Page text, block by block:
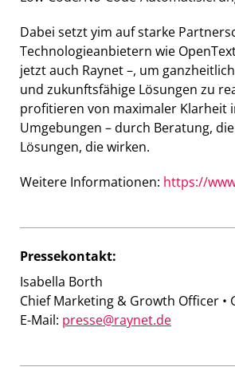
Dabei setzt yim auf starke
Technologieanbietern wie
jetzt auch Raynet –, um
und zukunftsfähige Lösungen zu
profitieren von maximaler Klarheit
Umgebungen – durch Beratung,
Lösungen, die wirken.
Weitere Informationen: https://
Pressekontakt:
Isabella Borth
Chief Marketing & Growth Officer •
E-Mail: presse@raynet.de